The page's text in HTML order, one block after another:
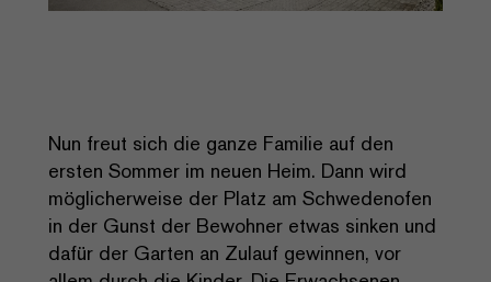
Nun freut sich die ganze Familie auf den
ersten Sommer im neuen Heim. Dann wird
möglicherweise der Platz am Schwedenofen
in der Gunst der Bewohner etwas sinken und
dafür der Garten an Zulauf gewinnen, vor